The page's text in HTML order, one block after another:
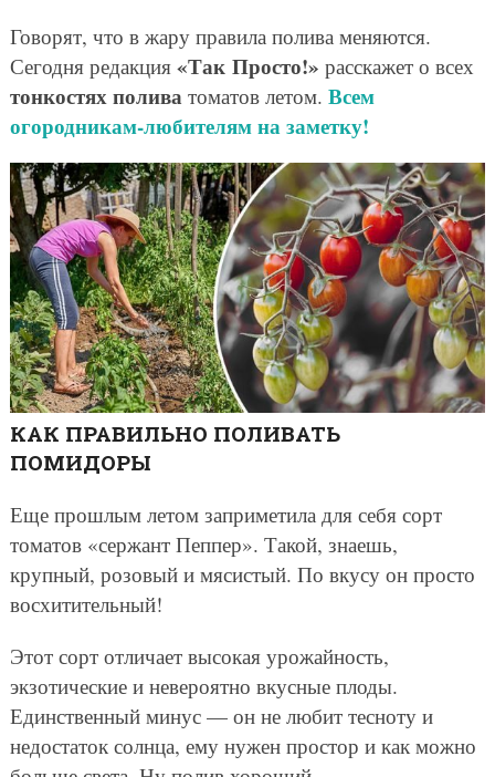
Говорят, что в жару правила полива меняются.
Сегодня редакция «Так Просто!» расскажет о всех
тонкостях поливатоматов летом. Всем
огородникам-любителям на заметку!
КАК ПРАВИЛЬНО ПОЛИВАТЬ
ПОМИДОРЫ
Еще прошлым летом заприметила для себя сорт
томатов «сержант Пеппер». Такой, знаешь,
крупный, розовый и мясистый. По вкусу он просто
восхитительный!
Этот сорт отличает высокая урожайность,
экзотические и невероятно вкусные плоды.
Единственный минус — он не любит тесноту и
недостаток солнца, ему нужен простор и как можно